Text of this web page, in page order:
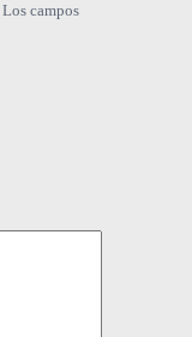
Los campos